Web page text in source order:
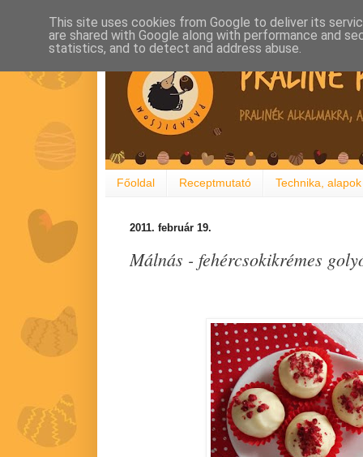
Főoldal Receptmutató Technika, alapok
2011. február 19.
Málnás - fehércsokikrémes
This site uses cookies from Google to deliver its
are shared with Google along with performance and
statistics, and to detect and address abuse.